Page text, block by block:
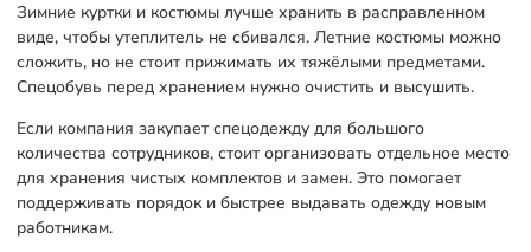
Зимние куртки и костюмы лучше хранить в расправленном
виде, чтобы утеплитель не сбивался. Летние костюмы можно
сложить, но не стоит прижимать их тяжёлыми предметами.
Спецобувь перед хранением нужно очистить и высушить.
Если компания закупает спецодежду для большого
количества сотрудников, стоит организовать отдельное место
для хранения чистых комплектов и замен. Это помогает
поддерживать порядок и быстрее выдавать одежду новым
работникам.